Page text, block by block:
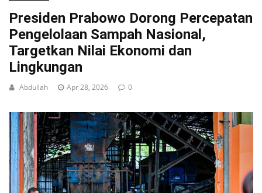
Presiden Prabowo Dorong Percepatan
Pengelolaan Sampah Nasional,
Targetkan Nilai Ekonomi dan
Lingkungan
Abdullah Apr 28, 2026 0